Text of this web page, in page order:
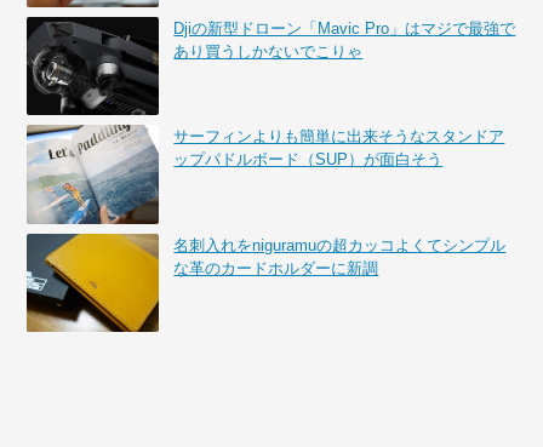
Djiの新型ドローン「Mavic Pro」はマジで最強で
あり買うしかないでこりゃ
サーフィンよりも簡単に出来そうなスタンドア
ップパドルボード（SUP）が面白そう
名刺入れをniguramuの超カッコよくてシンプル
な革のカードホルダーに新調